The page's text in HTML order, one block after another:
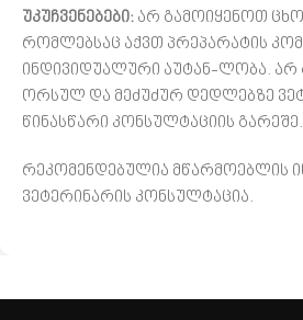
უკუჩვენებები: არ გამოიყენოთ
რომლებსაც აქვთ პრეპარატის
ინდივიდუალური აუტან-ლობა. არ
ორსულ და მეძუძურ დედლებზე
წინასწარი კონსულტაციის გარეშე.
რეკომენდებულია მწარმოებლის
ვეტერინარის კონსულტაცია.